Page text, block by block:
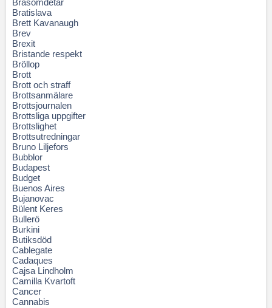
Brasomdetär
Bratislava
Brett Kavanaugh
Brev
Brexit
Bristande respekt
Bröllop
Brott
Brott och straff
Brottsanmälare
Brottsjournalen
Brottsliga uppgifter
Brottslighet
Brottsutredningar
Bruno Liljefors
Bubblor
Budapest
Budget
Buenos Aires
Bujanovac
Bülent Keres
Bullerö
Burkini
Butiksdöd
Cablegate
Cadaques
Cajsa Lindholm
Camilla Kvartoft
Cancer
Cannabis